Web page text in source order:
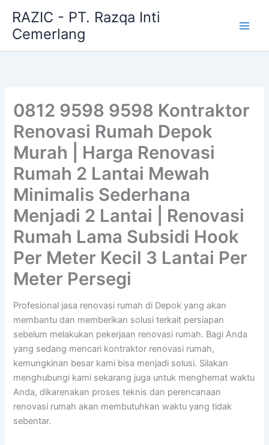
content
RAZIC - PT. Razqa Inti
Cemerlang
0812 9598 9598 Kontraktor
Renovasi Rumah Depok
Murah | Harga Renovasi
Rumah 2 Lantai Mewah
Minimalis Sederhana
Menjadi 2 Lantai | Renovasi
Rumah Lama Subsidi Hook
Per Meter Kecil 3 Lantai Per
Meter Persegi
Profesional jasa renovasi rumah di Depok yang akan
membantu dan memberikan solusi terkait persiapan
sebelum melakukan pekerjaan renovasi rumah. Bagi Anda
yang sedang mencari kontraktor renovasi rumah,
kemungkinan besar kami bisa menjadi solusi. Silakan
menghubungi kami sekarang juga untuk menghemat waktu
Anda, dikarenakan proses teknis dan perencanaan
renovasi rumah akan membutuhkan waktu yang tidak
sebentar.